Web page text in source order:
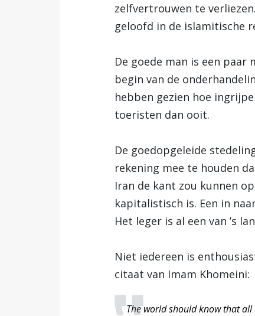
zelfvertrouwen te
geloofd in de islamitische
De goede man is een paar
begin van de
hebben gezien hoe
toeristen dan ooit.
De goedopgeleide
rekening mee te houden
Iran de kant zou kunnen
kapitalistisch is. Een in
Het leger is al een van ’s
Niet iedereen is
citaat van Imam Khomeini:
The world should know that